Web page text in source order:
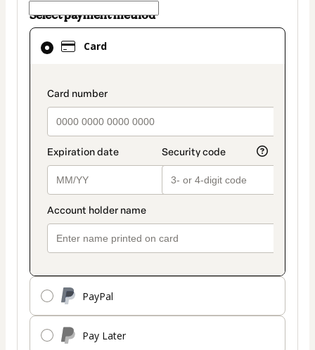
Select payment method
Card
payment_data.section_title_v2
PayPal
Pay Later
Card
selected
method